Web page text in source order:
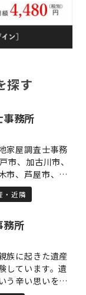
探す
務所
家屋調査士事務
市、加古川市、
市、芦屋市、西
土地・建物の
おります。 当
記されていなか
いた場合、相続
たい場合など、
力添えをいたし
談したらいいか
・近隣
務所
族に起きた遺産
しています。遺
う辛い思いをみ